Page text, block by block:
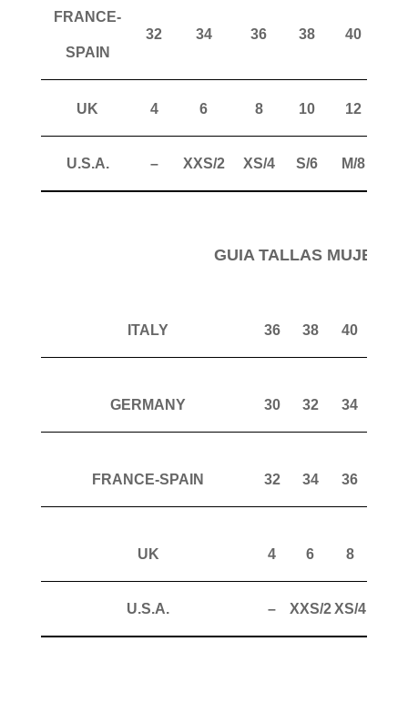
FRANCE-
SPAIN
32 34 36 38 40
UK 4 6 8 10 12
U.S.A. – XXS/2 XS/4 S/6 M/8
GUIA TALLAS MUJER
ITALY 36 38 40
GERMANY 30 32 34
FRANCE-SPAIN 32 34 36
UK 4 6 8
U.S.A. – XXS/2XS/4